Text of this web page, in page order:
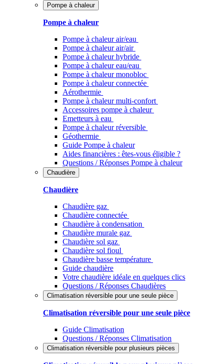
Pompe à chaleur
Pompe à chaleur
Pompe à chaleur air/eau
Pompe à chaleur air/air
Pompe à chaleur hybride
Pompe à chaleur​ eau/eau
Pompe à chaleur monobloc
Pompe à chaleur connectée
Aérothermie
Pompe à chaleur multi-confort
Accessoires pompe à chaleur
Emetteurs à eau
Pompe à chaleur réversible
Géothermie
Guide Pompe à chaleur
Aides financières : êtes-vous éligible ?
Questions / Réponses Pompe à chaleur
Chaudière
Chaudière
Chaudière gaz
Chaudière connectée
Chaudière à condensation
Chaudière murale gaz
Chaudière sol gaz
Chaudière sol fioul
Chaudière basse température
Guide chaudière
Votre chaudière idéale en quelques clics
Questions / Réponses Chaudières
Climatisation réversible pour une seule pièce
Climatisation réversible pour une seule pièce
Guide Climatisation
Questions / Réponses Climatisation
Climatisation réversible pour plusieurs pièces